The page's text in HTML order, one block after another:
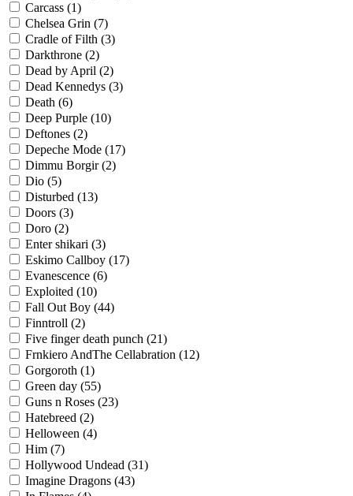
Carcass (1)
Chelsea Grin (7)
Cradle of Filth (3)
Darkthrone (2)
Dead by April (2)
Dead Kennedys (3)
Death (6)
Deep Purple (10)
Deftones (2)
Depeche Mode (17)
Dimmu Borgir(2)
Dio (5)
Disturbed (13)
Doors (3)
Doro (2)
Enter shikari (3)
Eskimo Callboy (17)
Evanescence (6)
Exploited (10)
Fall Out Boy (44)
Finntroll (2)
Five finger death punch (21)
Frnkiero AndThe Cellabration (12)
Gorgoroth (1)
Green day (55)
Guns n Roses (23)
Hatebreed (2)
Helloween (4)
Him (7)
Hollywood Undead (31)
Imagine Dragons (43)